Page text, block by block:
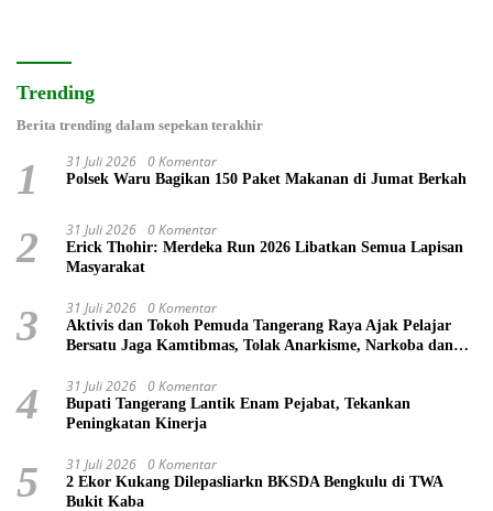
Trending
Berita trending dalam sepekan terakhir
1 31 Juli 2026 0 Komentar
Polsek Waru Bagikan 150 Paket Makanan di Jumat Berkah
2 31 Juli 2026 0 Komentar
Erick Thohir: Merdeka Run 2026 Libatkan Semua Lapisan
Masyarakat
3 31 Juli 2026 0 Komentar
Aktivis dan Tokoh Pemuda Tangerang Raya Ajak Pelajar
Bersatu Jaga Kamtibmas, Tolak Anarkisme, Narkoba dan
4 31 Juli 2026 0 Komentar
Bupati Tangerang Lantik Enam Pejabat, Tekankan
Peningkatan Kinerja
5 31 Juli 2026 0 Komentar
2 Ekor Kukang Dilepasliarkn BKSDA Bengkulu di TWA
Bukit Kaba